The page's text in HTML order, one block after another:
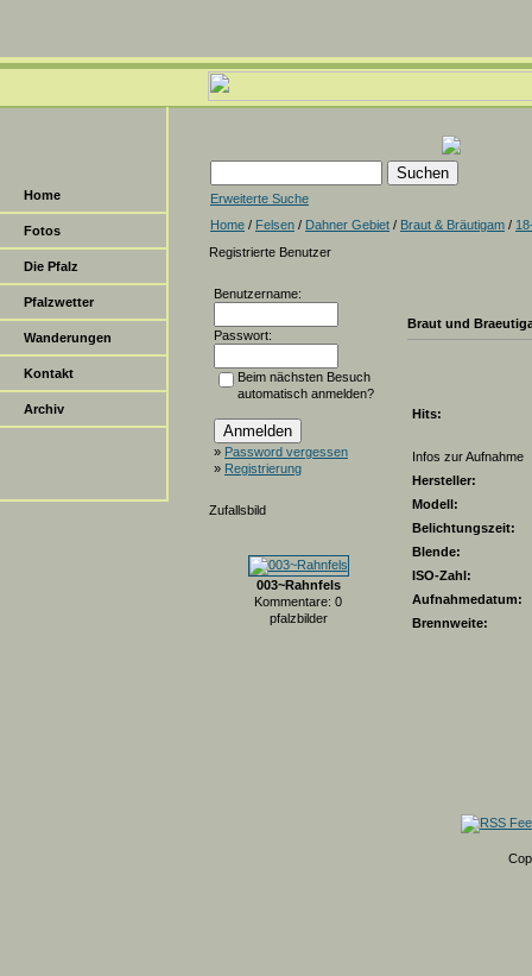
Home
Fotos
Die Pfalz
Pfalzwetter
Wanderungen
Kontakt
Archiv
Erweiterte Suche
Home / Felsen / Dahner Gebiet / Braut & Bräutigam /
Registrierte Benutzer
Benutzername:
Passwort:
Beim nächsten Besuch
automatisch anmelden?
» Password vergessen
» Registrierung
Zufallsbild
003~Rahnfels
Kommentare: 0
pfalzbilder
Braut und
Hits:
Infos zur Aufnahme
Hersteller:
Modell:
Belichtungszeit:
Blende:
ISO-Zahl:
Aufnahmedatum:
Brennweite: